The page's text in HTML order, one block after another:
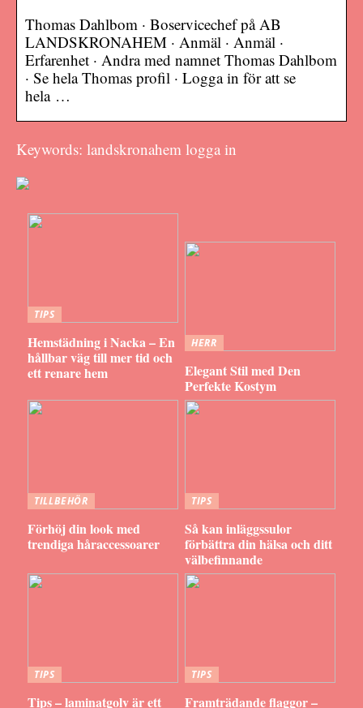
Thomas Dahlbom · Boservicechef på AB
LANDSKRONAHEM · Anmäl · Anmäl ·
Erfarenhet · Andra med namnet Thomas Dahlbom
· Se hela Thomas profil · Logga in för att se
hela …
Keywords: landskronahem logga in
TIPS
Hemstädning i Nacka – En
hållbar väg till mer tid och
ett renare hem
HERR
Elegant Stil med Den
Perfekte Kostym
TILLBEHÖR
Förhöj din look med
trendiga håraccessoarer
TIPS
Så kan inläggssulor
förbättra din hälsa och ditt
välbefinnande
TIPS
Tips – laminatgolv är ett
TIPS
Framträdande flaggor –